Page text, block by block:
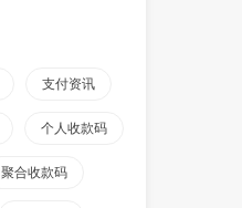
支付资讯
个人收款码
聚合收款码